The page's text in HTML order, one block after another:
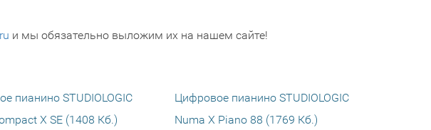
и мы обязательно выложим их на нашем сайте!
пианино STUDIOLOGIC
X SE (1408 Кб.)
Цифровое пианино STUDIOLOGIC
Numa X Piano 88 (1769 Кб.)